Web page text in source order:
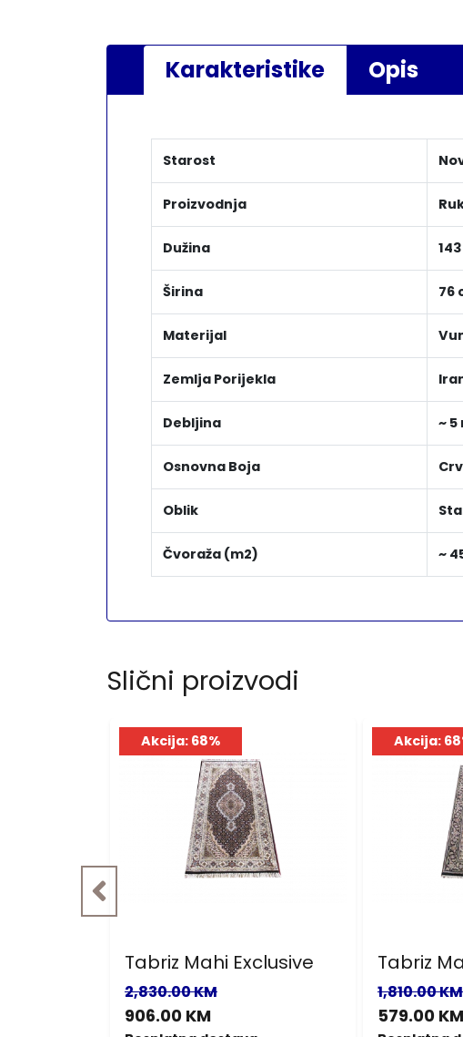
Karakteristike Opis
Starost
Proizvodnja
Dužina
Širina 76
Materijal
Zemlja Porijekla
Debljina ~ 5
Osnovna Boja
Oblik
Čvoraža (m2) ~
Slični proizvodi
Akcija: 68%
Tabriz Mahi Exclusive
2,830.00 KM
906.00 KM
Akcija:
Tabriz
1,810.00 KM
579.00 KM